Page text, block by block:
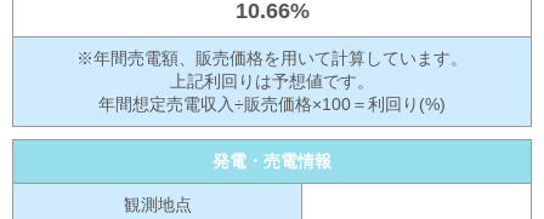
10.66%
※年間売電額、販売価格を用いて計算しています。
上記利回りは予想値です。
年間想定売電収入÷販売価格×100＝利回り(%)
発電・売電情報
観測地点